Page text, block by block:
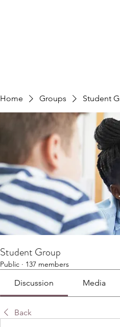
Home Groups Student
Student Group
Public · 137 members
Discussion Media
Back